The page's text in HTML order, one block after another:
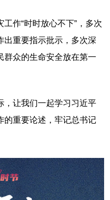
作“时时放心不下”，多次
出重要指示批示，多次深
群众的生命安全放在第一
，让我们一起学习习近平
的重要论述，牢记总书记